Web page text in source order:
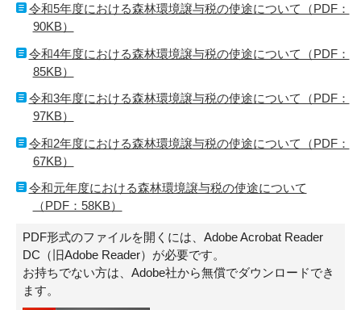
令和5年度における森林環境譲与税の使途について（PDF：
90KB）
令和4年度における森林環境譲与税の使途について（PDF：
85KB）
令和3年度における森林環境譲与税の使途について（PDF：
97KB）
令和2年度における森林環境譲与税の使途について（PDF：
67KB）
令和元年度における森林環境譲与税の使途について
（PDF：58KB）
PDF形式のファイルを開くには、Adobe Acrobat Reader
DC（旧Adobe Reader）が必要です。
お持ちでない方は、Adobe社から無償でダウンロードでき
ます。